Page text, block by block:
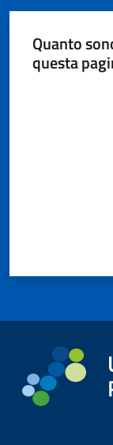
l'Unione
su
Quanto
questa